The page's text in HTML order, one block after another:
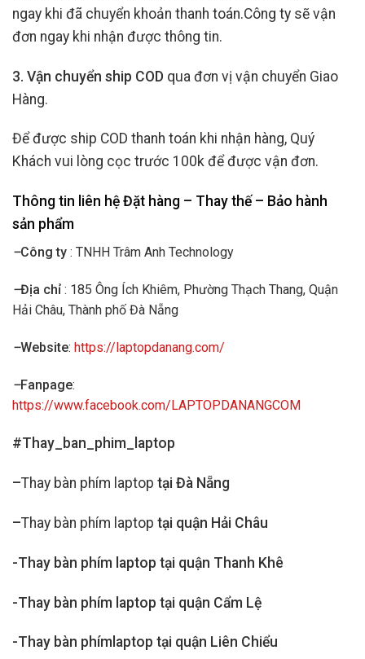
ngay khi đã chuyển khoản thanh toán.Công ty sẽ vận
đơn ngay khi nhận được thông tin.
3. Vận chuyển ship COD qua đơn vị vận chuyển Giao
Hàng.
Để được ship COD thanh toán khi nhận hàng, Quý
Khách vui lòng cọc trước 100k để được vận đơn.
Thông tin liên hệ Đặt hàng – Thay thế – Bảo hành
sản phẩm
–Công ty : TNHH Trâm Anh Technology
–Địa chỉ : 185 Ông Ích Khiêm, Phường Thạch Thang, Quận
Hải Châu, Thành phố Đà Nẵng
–Website: https://laptopdanang.com/
–Fanpage:
https://www.facebook.com/LAPTOPDANANGCOM
#Thay_ban_phim_laptop
–Thay bàn phím laptop tại Đà Nẵng
–Thay bàn phím laptop tại quận Hải Châu
-Thay bàn phím laptop tại quận Thanh Khê
-Thay bàn phím laptop tại quận Cẩm Lệ
-Thay bàn phímlaptop tại quận Liên Chiểu